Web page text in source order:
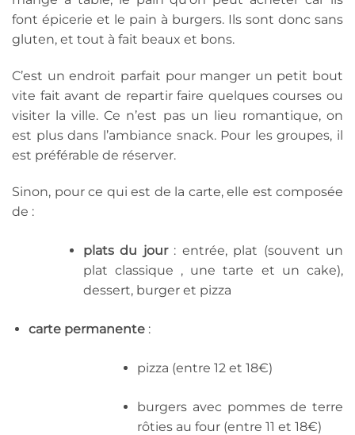
font épicerie et le pain à burgers. Ils sont donc sans
gluten, et tout à fait beaux et bons.
C’est un endroit parfait pour manger un petit bout
vite fait avant de repartir faire quelques courses ou
visiter la ville. Ce n’est pas un lieu romantique, on
est plus dans l’ambiance snack. Pour les groupes, il
est préférable de réserver.
Sinon, pour ce qui est de la carte, elle est composée
de :
plats du jour: entrée, plat (souvent un
plat classique , une tarte et un cake),
dessert, burger et pizza
carte permanente:
pizza (entre 12 et 18€)
burgers avec pommes de terre
rôties au four (entre 11 et 18€)